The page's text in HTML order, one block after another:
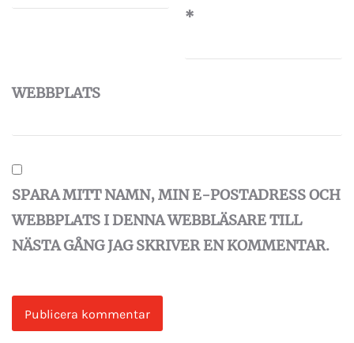
*
WEBBPLATS
SPARA MITT NAMN, MIN E-POSTADRESS OCH
WEBBPLATS I DENNA WEBBLÄSARE TILL
NÄSTA GÅNG JAG SKRIVER EN KOMMENTAR.